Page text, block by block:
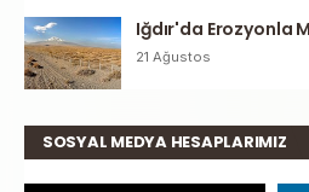
Iğdır'da Erozyonla
21 Ağustos
SOSYAL MEDYA HESAPLARIMIZ